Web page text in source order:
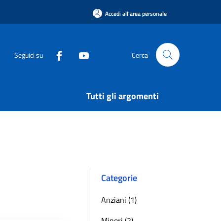
Accedi all'area personale
Seguici su Cerca
Tutti gli argomenti
Categorie
Anziani (1)